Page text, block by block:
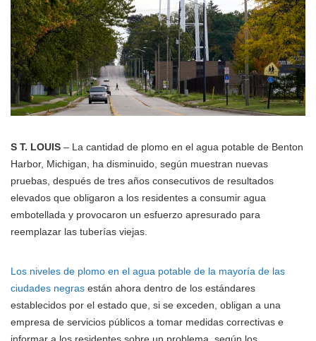
S T. LOUIS – La cantidad de plomo en el agua potable de Benton
Harbor, Michigan, ha disminuido, según muestran nuevas
pruebas, después de tres años consecutivos de resultados
elevados que obligaron a los residentes a consumir agua
embotellada y provocaron un esfuerzo apresurado para
reemplazar las tuberías viejas.
Los niveles de plomo en el agua potable de la mayoría de las
ciudades negras están ahora dentro de los estándares
establecidos por el estado que, si se exceden, obligan a una
empresa de servicios públicos a tomar medidas correctivas e